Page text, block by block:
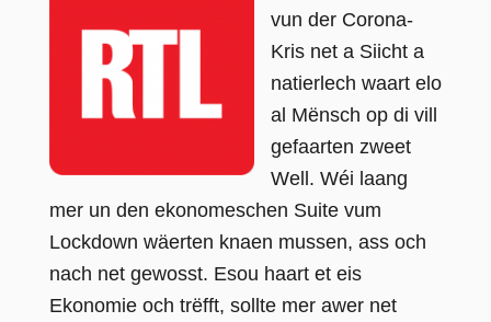
vun der Corona-
Kris net a Siicht a
natierlech waart elo
al Mënsch op di vill
gefaarten zweet
Well. Wéi laang
mer un den ekonomeschen Suite vum
Lockdown wäerten knaen mussen, ass och
nach net gewosst. Esou haart et eis
Ekonomie och trëfft, sollte mer awer net